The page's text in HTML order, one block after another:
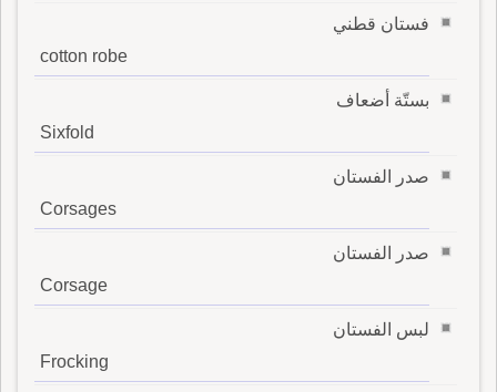
فستان قطني
cotton robe
بستّة أضعاف
Sixfold
صدر الفستان
Corsages
صدر الفستان
Corsage
لبس الفستان
Frocking